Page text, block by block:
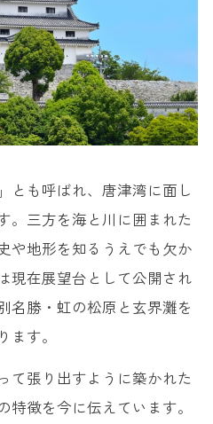
とも呼ばれ、唐津湾に面し
。三方を海と川に囲まれた
や地形を知るうえでも欠か
現在展望台として公開され
名勝・虹の松原と玄界灘を
す。
て張り出すように築かれた
徴を今に伝えています。